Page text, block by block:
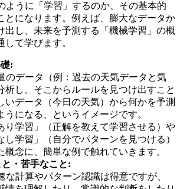
ように「学習」するのか、その基本的
とになります。例えば、膨大なデータか
出し、未来を予測する「機械学習」の概
て学びます。
:
のデータ（例：過去の天気データと気
析し、そこからルールを見つけ出すこと
いデータ（今日の天気）から何かを予測
うになる、というイメージです。
り学習」（正解を教えて学習させる）や
し学習」（自分でパターンを見つける）
概念に、簡単な例で触れていきます。
・苦手なこと:
な計算やパターン認識は得意ですが、